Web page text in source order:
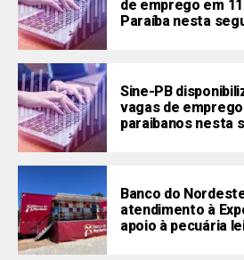
de emprego em
Paraíba nesta
Sine-PB
vagas de
paraibanos nesta
Banco do
atendimento à
apoio à pecuária